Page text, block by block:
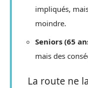
impliqués,
moindre.
Seniors (65
mais des
La route ne